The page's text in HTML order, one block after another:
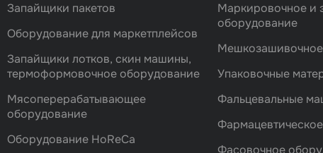
Запайщики пакетов
Оборудование для маркетплейсов
Запайщики лотков, скин машины,
термоформовочное оборудование
Мясоперерабатывающее
оборудование
Оборудование HoReCa
Маркировочное и
оборудование
Упаковочные
Фальцевальные
Фасовочноe